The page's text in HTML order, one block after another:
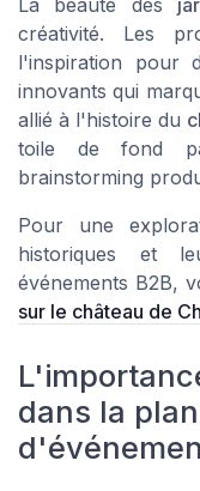
La beauté des
créativité. Les
l'inspiration pour
innovants qui
allié à l'histoire du
toile de fond
brainstorming
Pour une
historiques et
événements B2B,
sur le château de
dans la